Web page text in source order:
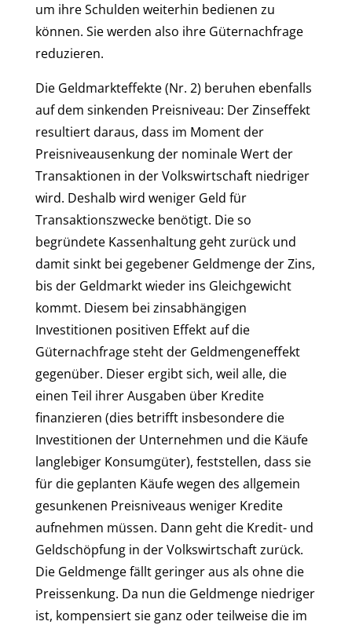
um ihre Schulden weiterhin bedienen zu
können. Sie werden also ihre Güternachfrage
reduzieren.
Die Geldmarkteffekte (Nr. 2) beruhen ebenfalls
auf dem sinkenden Preisniveau: Der Zinseffekt
resultiert daraus, dass im Moment der
Preisniveausenkung der nominale Wert der
Transaktionen in der Volkswirtschaft niedriger
wird. Deshalb wird weniger Geld für
Transaktionszwecke benötigt. Die so
begründete Kassenhaltung geht zurück und
damit sinkt bei gegebener Geldmenge der Zins,
bis der Geldmarkt wieder ins Gleichgewicht
kommt. Diesem bei zinsabhängigen
Investitionen positiven Effekt auf die
Güternachfrage steht der Geldmengeneffekt
gegenüber. Dieser ergibt sich, weil alle, die
einen Teil ihrer Ausgaben über Kredite
finanzieren (dies betrifft insbesondere die
Investitionen der Unternehmen und die Käufe
langlebiger Konsumgüter), feststellen, dass sie
für die geplanten Käufe wegen des allgemein
gesunkenen Preisniveaus weniger Kredite
aufnehmen müssen. Dann geht die Kredit- und
Geldschöpfung in der Volkswirtschaft zurück.
Die Geldmenge fällt geringer aus als ohne die
Preissenkung. Da nun die Geldmenge niedriger
ist, kompensiert sie ganz oder teilweise die im